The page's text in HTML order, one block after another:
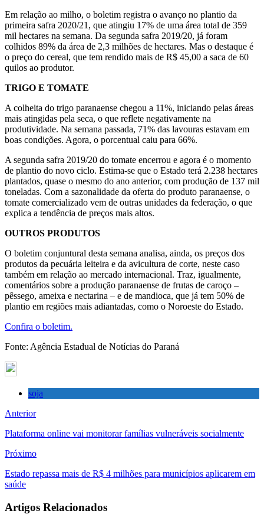
Em relação ao milho, o boletim registra o avanço no plantio da
primeira safra 2020/21, que atingiu 17% de uma área total de 359
mil hectares na semana. Da segunda safra 2019/20, já foram
colhidos 89% da área de 2,3 milhões de hectares. Mas o destaque é
o preço do cereal, que tem rendido mais de R$ 45,00 a saca de 60
quilos ao produtor.
TRIGO E TOMATE
A colheita do trigo paranaense chegou a 11%, iniciando pelas áreas
mais atingidas pela seca, o que reflete negativamente na
produtividade. Na semana passada, 71% das lavouras estavam em
boas condições. Agora, o porcentual caiu para 66%.
A segunda safra 2019/20 do tomate encerrou e agora é o momento
de plantio do novo ciclo. Estima-se que o Estado terá 2.238 hectares
plantados, quase o mesmo do ano anterior, com produção de 137 mil
toneladas. Com a sazonalidade da oferta do produto paranaense, o
tomate comercializado vem de outras unidades da federação, o que
explica a tendência de preços mais altos.
OUTROS PRODUTOS
O boletim conjuntural desta semana analisa, ainda, os preços dos
produtos da pecuária leiteira e da avicultura de corte, neste caso
também em relação ao mercado internacional. Traz, igualmente,
comentários sobre a produção paranaense de frutas de caroço –
pêssego, ameixa e nectarina – e de mandioca, que já tem 50% de
plantio em regiões mais adiantadas, como o Noroeste do Estado.
Confira o boletim.
Fonte: Agência Estadual de Notícias do Paraná
soja
Anterior
Plataforma online vai monitorar famílias vulneráveis socialmente
Próximo
Estado repassa mais de R$ 4 milhões para municípios aplicarem em
saúde
Artigos Relacionados